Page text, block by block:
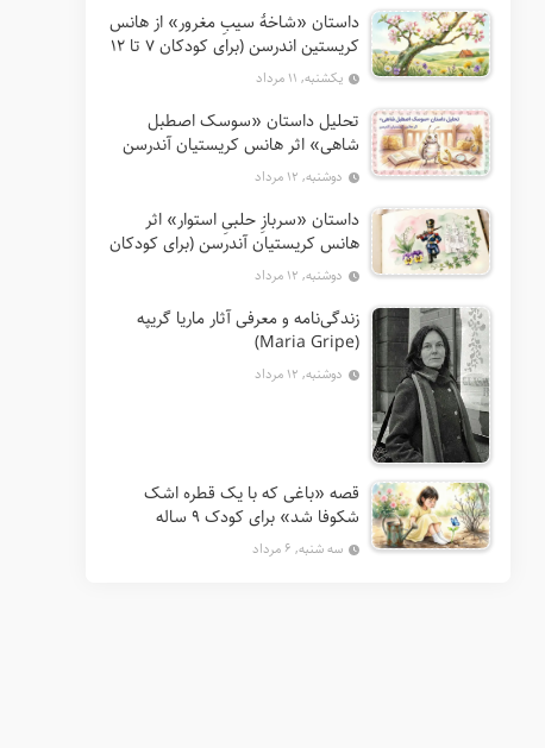
داستان «شاخهٔ سیبِ مغرور» از هانس
کریستین اندرسن (برای کودکان 7 تا 12
سال)یکشنبه, ۱۱ مرداد
تحلیل داستان «سوسک اصطبل
شاهی» اثر هانس کریستیان آندرسن
دوشنبه, ۱۲ مرداد
داستان «سربازِ حلبیِ استوار» اثر
هانس کریستیان آندرسن (برای کودکان
7 تا 12 سال) دوشنبه, ۱۲ مرداد
زندگی‌نامه و معرفی آثار ماریا گریپه
(Maria Gripe)
دوشنبه, ۱۲ مرداد
قصه «باغی که با یک قطره اشک
شکوفا شد» برای کودک ۹ ساله
سه شنبه, ۶ مرداد